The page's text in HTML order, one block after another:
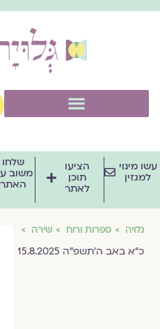
מינוי
למגזין
הציעו
תוכן
לאתר
שלחו
משוב על
האתר
גלויה ספרות ורוח שירה
כ״א באב ה׳תשפ״ה 15.8.2025